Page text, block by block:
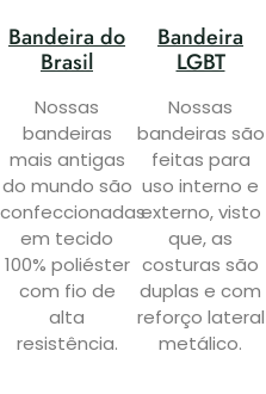
Bandeira do
Brasil
Nossas
bandeiras
mais antigas
do mundo são
confeccionadas
em tecido
100% poliéster
com fio de
alta
resistência.
Bandeira
LGBT
Nossas
bandeiras são
feitas para
uso interno e
externo, visto
que, as
costuras são
duplas e com
reforço lateral
metálico.